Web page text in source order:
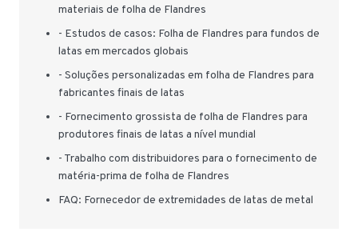
materiais de folha de Flandres
- Estudos de casos: Folha de Flandres para fundos de
latas em mercados globais
- Soluções personalizadas em folha de Flandres para
fabricantes finais de latas
- Fornecimento grossista de folha de Flandres para
produtores finais de latas a nível mundial
- Trabalho com distribuidores para o fornecimento de
matéria-prima de folha de Flandres
FAQ: Fornecedor de extremidades de latas de metal